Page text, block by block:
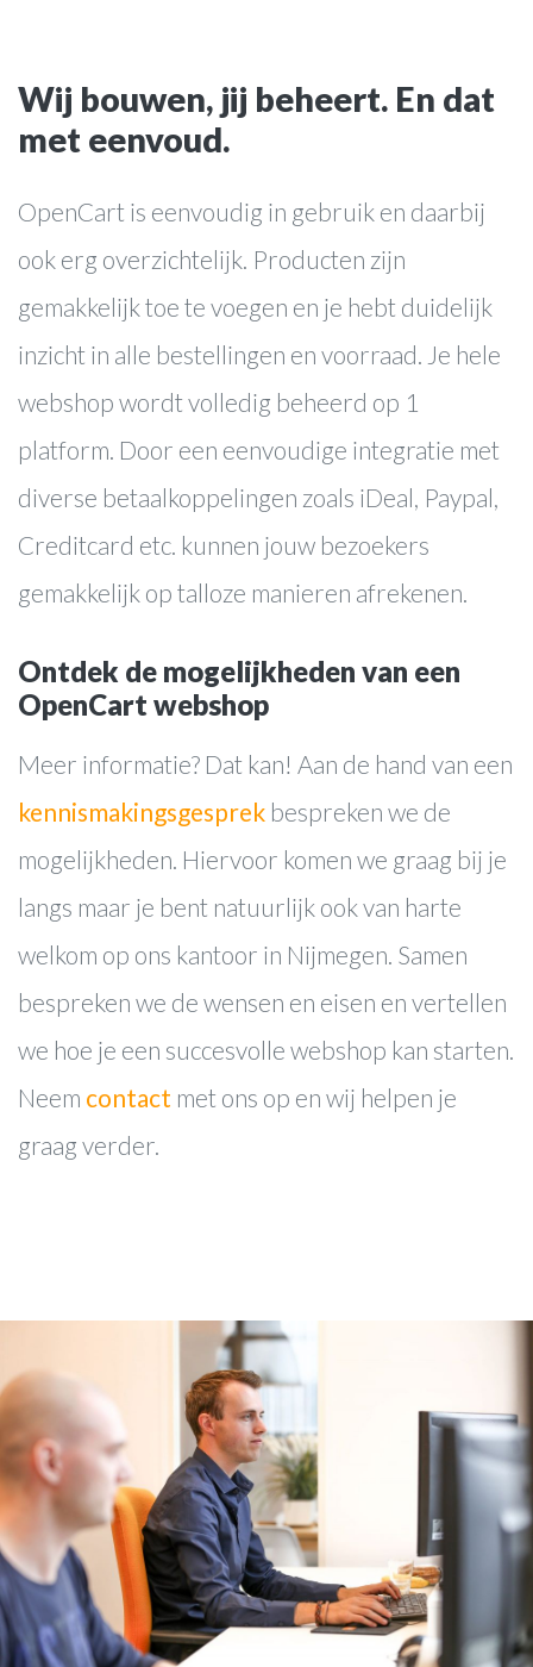
websites
webwinkels
online marketing
webapplicaties
Over ons
Werkwijze
Cases
Blog
Contact
Wij bouwen, jij beheert. En dat
met eenvoud.
OpenCart is eenvoudig in gebruik en daarbij
ook erg overzichtelijk. Producten zijn
gemakkelijk toe te voegen en je hebt duidelijk
inzicht in alle bestellingen en voorraad. Je hele
webshop wordt volledig beheerd op 1
platform. Door een eenvoudige integratie met
diverse betaalkoppelingen zoals iDeal, Paypal,
Creditcard etc. kunnen jouw bezoekers
gemakkelijk op talloze manieren afrekenen.
Ontdek de mogelijkheden van een
OpenCart webshop
Meer informatie? Dat kan! Aan de hand van een
kennismakingsgesprek bespreken we de
mogelijkheden. Hiervoor komen we graag bij je
langs maar je bent natuurlijk ook van harte
welkom op ons kantoor in Nijmegen. Samen
bespreken we de wensen en eisen en vertellen
we hoe je een succesvolle webshop kan starten.
Neem contact met ons op en wij helpen je
graag verder.